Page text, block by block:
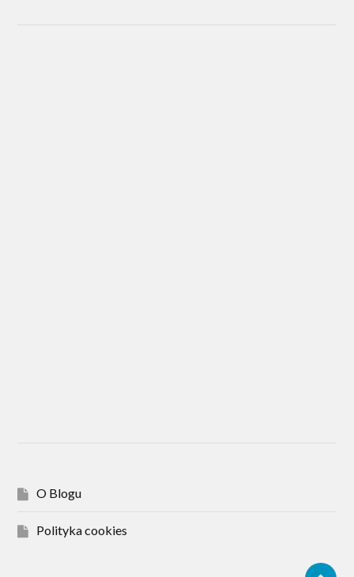
O Blogu
Polityka cookies